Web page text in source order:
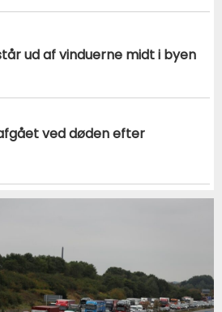
ud af vinduerne midt i byen
afgået ved døden efter